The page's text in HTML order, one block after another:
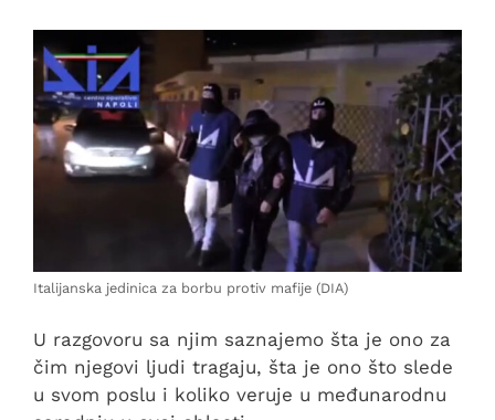
Italijanska jedinica za borbu protiv mafije (DIA)
U razgovoru sa njim saznajemo šta je ono za
čim njegovi ljudi tragaju, šta je ono što slede
u svom poslu i koliko veruje u međunarodnu